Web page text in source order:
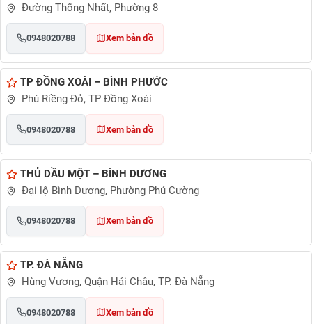
Đường Thống Nhất, Phường 8
0948020788 Xem bản đồ
TP ĐỒNG XOÀI – BÌNH PHƯỚC
Phú Riềng Đỏ, TP Đồng Xoài
0948020788 Xem bản đồ
THỦ DẦU MỘT – BÌNH DƯƠNG
Đại lộ Bình Dương, Phường Phú Cường
0948020788 Xem bản đồ
TP. ĐÀ NẴNG
Hùng Vương, Quận Hải Châu, TP. Đà Nẵng
0948020788 Xem bản đồ